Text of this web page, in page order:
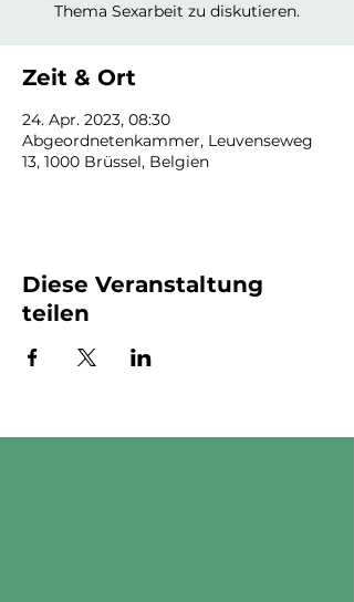
Thema Sexarbeit zu diskutieren.
Zeit & Ort
24. Apr. 2023, 08:30
Abgeordnetenkammer, Leuvenseweg
13, 1000 Brüssel, Belgien
Diese Veranstaltung
teilen